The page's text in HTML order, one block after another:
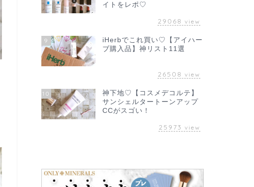
イトをレポ♡
29068 view
9
iHerbでこれ買い♡【アイハー
ブ購入品】神リスト11選
26508 view
10
神下地♡【コスメデコルテ】
サンシェルタートーンアップ
CCがスゴい！
25973 view